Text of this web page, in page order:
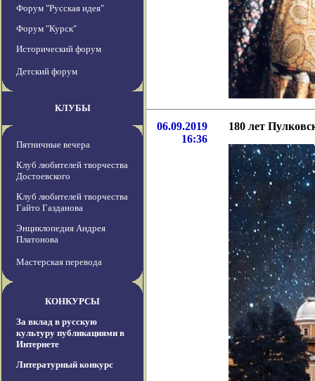
Форум "Русская идея"
Форум "Курск"
Исторический форум
Детский форум
КЛУБЫ
Пятничные вечера
Клуб любителей творчества
Достоевского
Клуб любителей творчества
Гайто Газданова
Энциклопедия Андрея
Платонова
Мастерская перевода
КОНКУРСЫ
За вклад в русскую
культуру публикациями в
Интернете
Литературный конкурс
06.09.2019
16:36
180 лет